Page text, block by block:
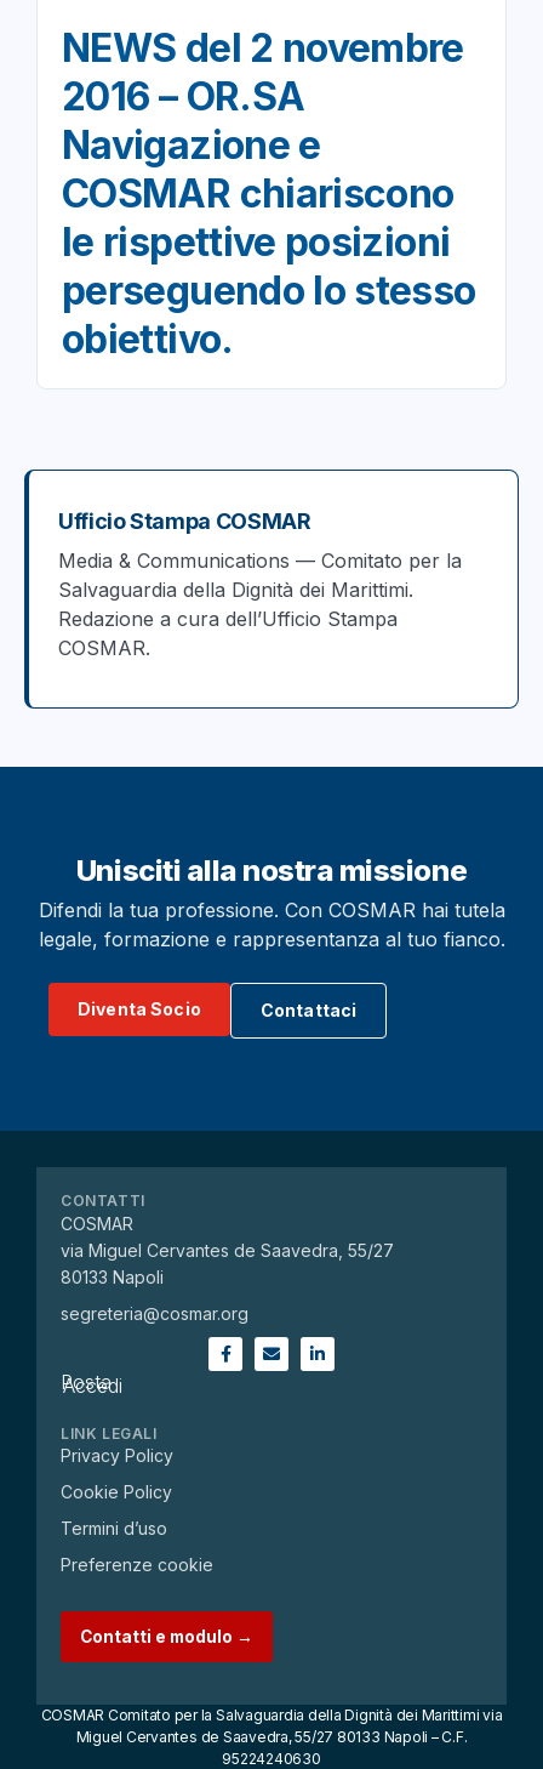
NEWS del 2 novembre
2016 – OR.SA
Navigazione e
COSMAR chiariscono
le rispettive posizioni
perseguendo lo stesso
obiettivo.
Ufficio Stampa COSMAR
Media & Communications — Comitato per la
Salvaguardia della Dignità dei Marittimi.
Redazione a cura dell’Ufficio Stampa
COSMAR.
Unisciti alla nostra missione
Difendi la tua professione. Con COSMAR hai tutela
legale, formazione e rappresentanza al tuo fianco.
Diventa Socio Contattaci
CONTATTI
COSMAR
via Miguel Cervantes de Saavedra, 55/27
80133 Napoli
segreteria@cosmar.org
Posta
Accedi
LINK LEGALI
Privacy Policy
Cookie Policy
Termini d’uso
Preferenze cookie
Contatti e modulo →
COSMAR Comitato per la Salvaguardia della Dignità dei Marittimi via
Miguel Cervantes de Saavedra, 55/27 80133 Napoli – C.F.
95224240630